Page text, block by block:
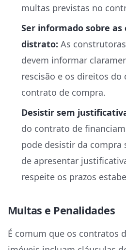
multas previstas no
Ser informado sobre as
distrato: As
devem informar
rescisão e os direitos do
contrato de compra.
Desistir sem
do contrato de
pode desistir da compra
de apresentar
respeite os prazos
Multas e Penalidades
É comum que os contratos